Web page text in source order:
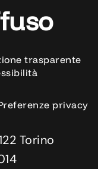
trasparente
privacy
Torino